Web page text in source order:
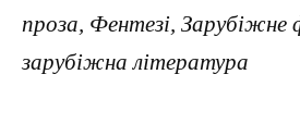
проза, Фентезі, Зарубіжне
зарубіжна література